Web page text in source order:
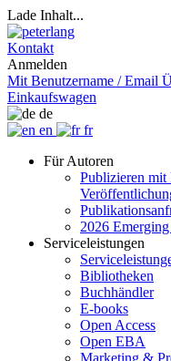
Lade Inhalt...
Kontakt
Anmelden
Mit Benutzername / Email
Einkaufswagen
de
en
fr
Für Autoren
Publizieren mit
2026
Serviceleistungen
Bibliotheken
Buchhändler
E-books
Open Access
Open EBA
Marketing &